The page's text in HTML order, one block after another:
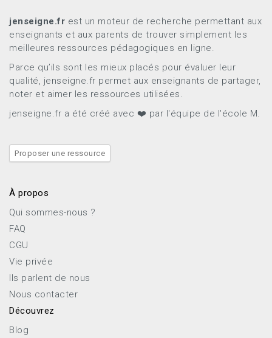
jenseigne.fr est un moteur de recherche permettant aux
enseignants et aux parents de trouver simplement les
meilleures ressources pédagogiques en ligne.
Parce qu’ils sont les mieux placés pour évaluer leur
qualité, jenseigne.fr permet aux enseignants de partager,
noter et aimer les ressources utilisées.
jenseigne.fr a été créé avec ❤️ par l'équipe de l'école M.
Proposer une ressource
À propos
Qui sommes-nous ?
FAQ
CGU
Vie privée
Ils parlent de nous
Nous contacter
Découvrez
Blog